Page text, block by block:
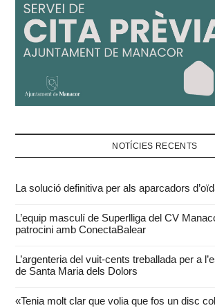
NOTÍCIES RECENTS
La solució definitiva per als aparcadors
L’equip masculí de Superlliga del CV
patrocini amb ConectaBalear
L’argenteria del vuit-cents treballada per a
de Santa Maria dels Dolors
«Tenia molt clar que volia que fos un disc